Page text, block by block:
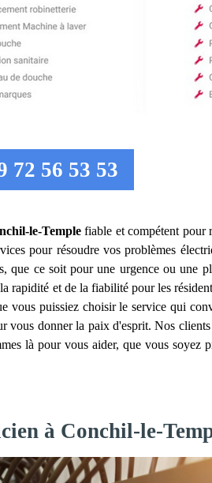
56 53 53
le-Temple fiable et compétent pour
pour résoudre vos problèmes
que ce soit pour une urgence ou une
rapidité et de la fiabilité pour les
vous puissiez choisir le service qui
vous donner la paix d'esprit. Nos
là pour vous aider, que vous soyez
à Conchil-le-